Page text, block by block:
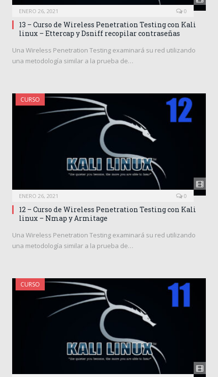
ENERO 26, 2021 0
13 – Curso de Wireless Penetration Testing con Kali
linux – Ettercap y Dsniff recopilar contraseñas
Una Wireless Penetration Testing examinará su red utilizando
una metodología similar a la prueba de…
CURSO
ENERO 26, 2021 0
12 – Curso de Wireless Penetration Testing con Kali
linux – Nmap y Armitage
Una Wireless Penetration Testing examinará su red utilizando
una metodología similar a la prueba de…
CURSO